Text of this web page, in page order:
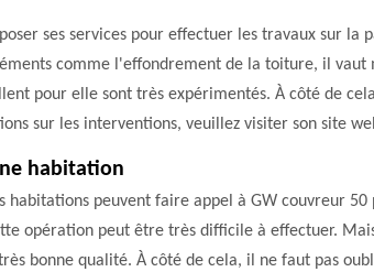
ses services pour effectuer les travaux sur la
comme l'effondrement de la toiture, il vaut
pour elle sont très expérimentés. À côté de
sur les interventions, veuillez visiter son site
habitation
habitations peuvent faire appel à GW couvreur
opération peut être très difficile à effectuer.
bonne qualité. À côté de cela, il ne faut pas